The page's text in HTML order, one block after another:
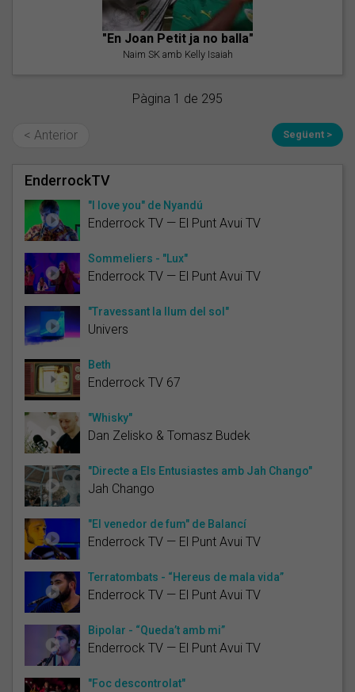
"En Joan Petit ja no balla"
Naim SK amb Kelly Isaiah
Pàgina 1 de 295
< Anterior Següent >
EnderrockTV
"I love you" de Nyandú
Enderrock TV — El Punt Avui TV
Sommeliers - "Lux"
Enderrock TV — El Punt Avui TV
"Travessant la llum del sol"
Univers
Beth
Enderrock TV 67
"Whisky"
Dan Zelisko & Tomasz Budek
"Directe a Els Entusiastes amb Jah Chango"
Jah Chango
"El venedor de fum" de Balancí
Enderrock TV — El Punt Avui TV
Terratombats - “Hereus de mala vida”
Enderrock TV — El Punt Avui TV
Bipolar - “Queda’t amb mi”
Enderrock TV — El Punt Avui TV
"Foc descontrolat"